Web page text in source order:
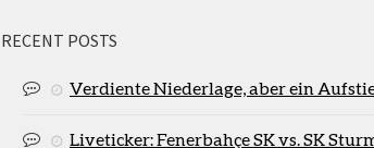
RECENT POSTS
Verdiente Niederlage, aber ein
Liveticker: Fenerbahçe SK vs. SK